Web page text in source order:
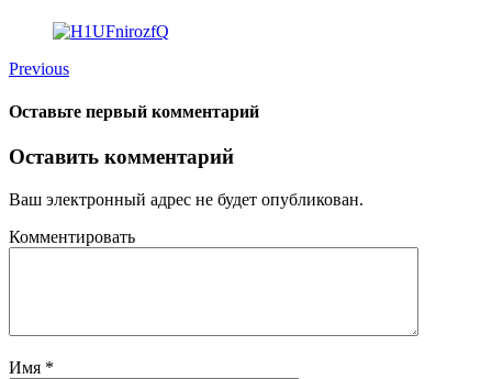
Previous
Оставьте первый комментарий
Оставить комментарий
Ваш электронный адрес не будет опубликован.
Комментировать
Имя *